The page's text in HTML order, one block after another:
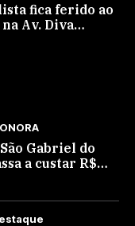
fica ferido ao
Av. Diva
Gabriel do
a custar R$